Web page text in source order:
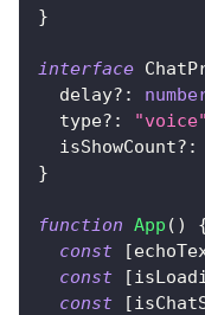
}
interface
  delay
? :
  type
? : "voice"
  isShowCount
? :
}
function App ( )
const
[
const
[
const
[